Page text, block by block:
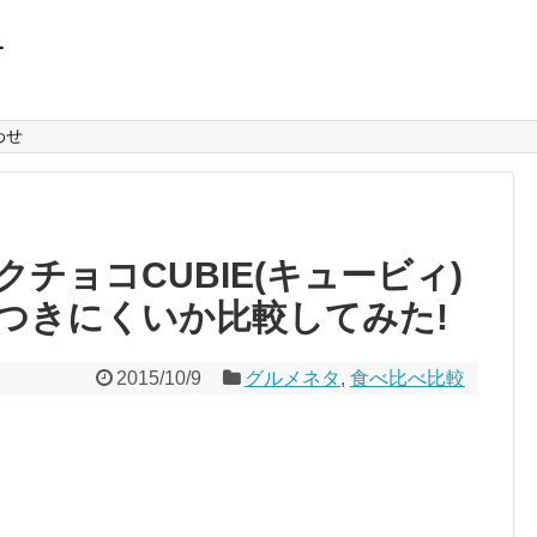
せ
チョコCUBIE(キュービィ)
きにくいか比較してみた!
2015/10/9 グルメネタ, 食べ比べ比較